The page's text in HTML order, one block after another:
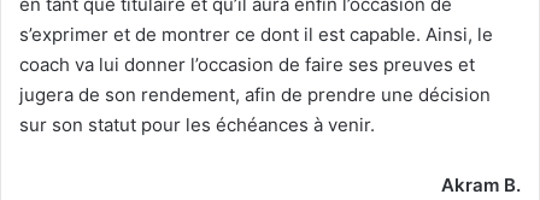
s’exprimer et de montrer ce dont il est capable. Ainsi, le
coach va lui donner l’occasion de faire ses preuves et
jugera de son rendement, afin de prendre une décision
sur son statut pour les échéances à venir.
Akram B.